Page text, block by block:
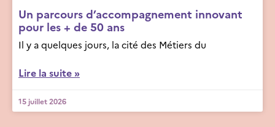
Un parcours d’accompagnement innovant
pour les + de 50 ans
Il y a quelques jours, la cité des Métiers du
Lire la suite »
15 juillet 2026